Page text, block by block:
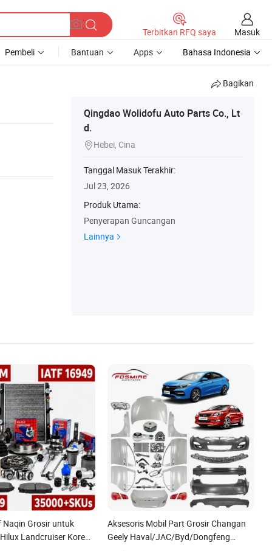
Terbitkan RFQ saya
Masuk
Pembeli Bantuan Apps Bahasa Indonesia
Bagikan
Qingdao Wolidofu Auto Parts Co., Lt
d.
Hebei, Cina
Tanggal Masuk Terakhir:
Jul 23, 2026
Produk Utama:
Penyerapan Guncangan
Lainnya
Grosir untuk
Landcruiser Korea
Aksesoris Mobil Part Grosir Changan
Geely Haval/JAC/Byd/Dongfeng